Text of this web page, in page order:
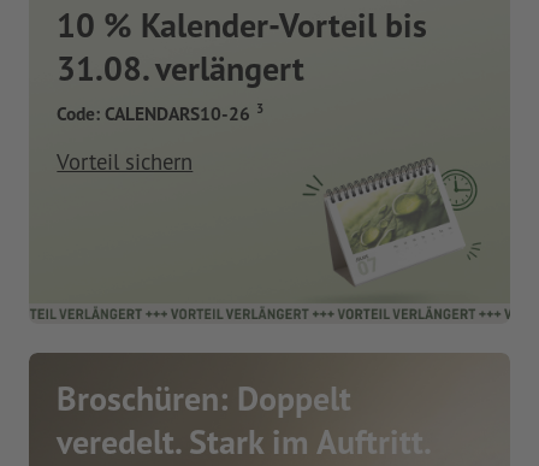
10 % Kalender-Vorteil bis
31.08. verlängert
Code: CALENDARS10-26 3
Vorteil sichern
Broschüren: Doppelt
veredelt. Stark im Auftritt.